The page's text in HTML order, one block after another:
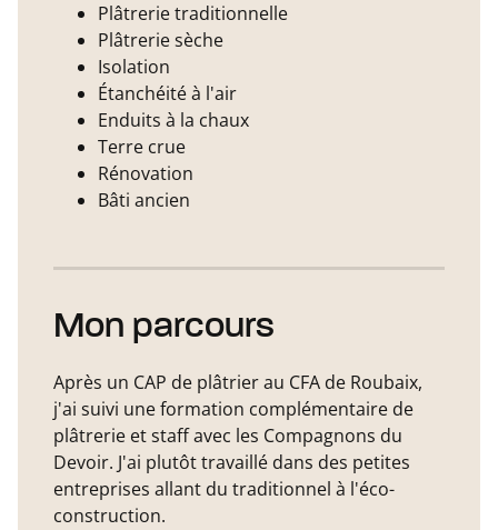
Plâtrerie traditionnelle
Plâtrerie sèche
Isolation
Étanchéité à l'air
Enduits à la chaux
Terre crue
Rénovation
Bâti ancien
Mon parcours
Après un CAP de plâtrier au CFA de Roubaix,
j'ai suivi une formation complémentaire de
plâtrerie et staff avec les Compagnons du
Devoir. J'ai plutôt travaillé dans des petites
entreprises allant du traditionnel à l'éco-
construction.